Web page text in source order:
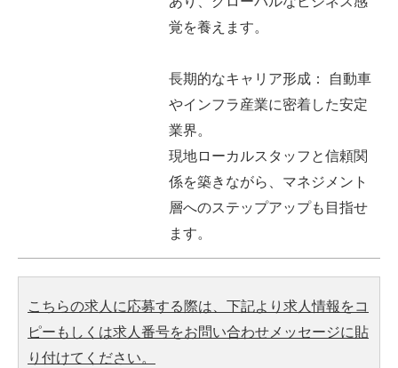
覚を養えます。
長期的なキャリア形成： 自動車
やインフラ産業に密着した安定
業界。
現地ローカルスタッフと信頼関
係を築きながら、マネジメント
層へのステップアップも目指せ
ます。
こちらの求人に応募する際は、下記より求人情報をコ
ピーもしくは求人番号をお問い合わせメッセージに貼
り付けてください。